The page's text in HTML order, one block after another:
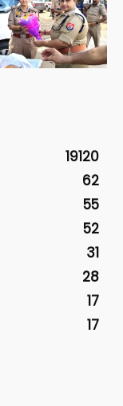
19120
62
55
52
31
28
17
17